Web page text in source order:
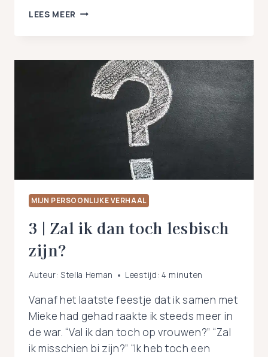
LEES MEER 2
OP
VROUWEN?
MIJN PERSOONLIJKE VERHAAL
3 | Zal ik dan toch lesbisch
zijn?
Auteur: Stella Heman Leestijd: 4 minuten
Vanaf het laatste feestje dat ik samen met
Mieke had gehad raakte ik steeds meer in
de war. “Val ik dan toch op vrouwen?” “Zal
ik misschien bi zijn?” “Ik heb toch een